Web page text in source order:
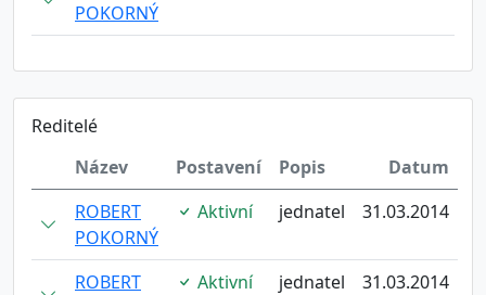
POKORNÝ
Reditelé
Název
Postavení Popis
Datum
ROBERT
POKORNÝ
Aktivní jednatel 31.03.2014
ROBERT
Aktivní jednatel 31.03.2014